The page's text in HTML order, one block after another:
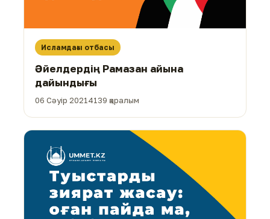
Исламдағы отбасы
Әйелдердің Рамазан айына
дайындығы
06 Сәуір 2021 4139 қаралым